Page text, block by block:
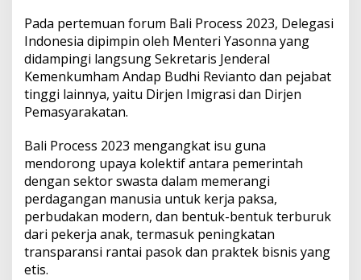
Pada pertemuan forum Bali Process 2023, Delegasi
Indonesia dipimpin oleh Menteri Yasonna yang
didampingi langsung Sekretaris Jenderal
Kemenkumham Andap Budhi Revianto dan pejabat
tinggi lainnya, yaitu Dirjen Imigrasi dan Dirjen
Pemasyarakatan.
Bali Process 2023 mengangkat isu guna
mendorong upaya kolektif antara pemerintah
dengan sektor swasta dalam memerangi
perdagangan manusia untuk kerja paksa,
perbudakan modern, dan bentuk-bentuk terburuk
dari pekerja anak, termasuk peningkatan
transparansi rantai pasok dan praktek bisnis yang
etis.